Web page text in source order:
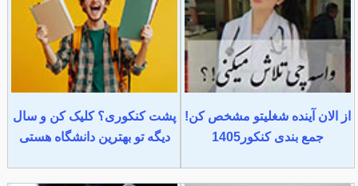
از الان آینده شغلیتو مشخص کن!
جمع بندی کنکور1405
پشت کنکوری؟ کلیک کن و سال
دیگه تو بهترین دانشگاه هستی